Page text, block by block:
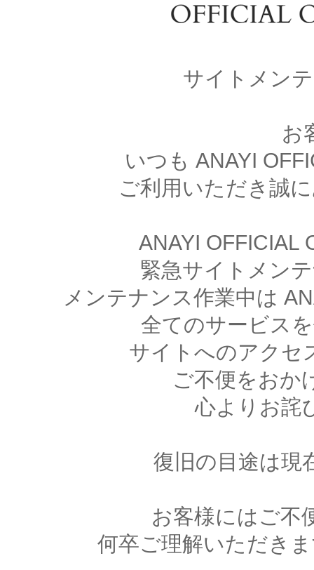
サイトメン
お
いつも ANAYI
ご利用いただき誠
ANAYI OFFICIAL
緊急サイトメン
メンテナンス作業中は
全てのサービス
サイトへのアクセ
ご不便をおか
心よりお詫
復旧の目途は現
お客様にはご不
何卒ご理解いただき